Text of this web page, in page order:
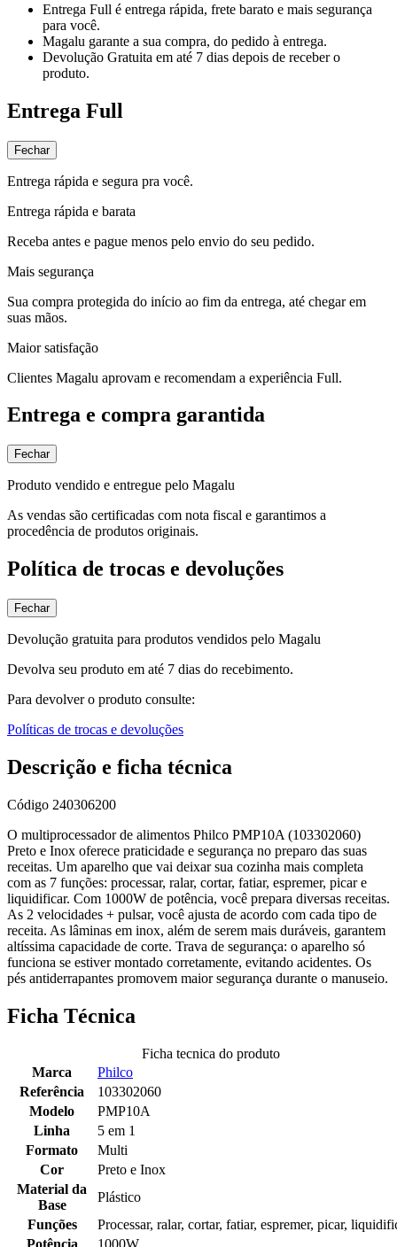
Entrega Full é entrega rápida, frete barato e mais segurança
para você.
Magalu garante a sua compra, do pedido à entrega.
Devolução Gratuita em até 7 dias depois de receber o
produto.
Entrega Full
Fechar
Entrega rápida e segura pra você.
Entrega rápida e barata
Receba antes e pague menos pelo envio do seu pedido.
Mais segurança
Sua compra protegida do início ao fim da entrega, até chegar em
suas mãos.
Maior satisfação
Clientes Magalu aprovam e recomendam a experiência Full.
Entrega e compra garantida
Fechar
Produto vendido e entregue pelo Magalu
As vendas são certificadas com nota fiscal e garantimos a
procedência de produtos originais.
Política de trocas e devoluções
Fechar
Devolução gratuita para produtos vendidos pelo Magalu
Devolva seu produto em até 7 dias do recebimento.
Para devolver o produto consulte:
Políticas de trocas e devoluções
Descrição e ficha técnica
Código 240306200
O multiprocessador de alimentos Philco PMP10A (103302060)
Preto e Inox oferece praticidade e segurança no preparo das suas
receitas. Um aparelho que vai deixar sua cozinha mais completa
com as 7 funções: processar, ralar, cortar, fatiar, espremer, picar e
liquidificar. Com 1000W de potência, você prepara diversas receitas.
As 2 velocidades + pulsar, você ajusta de acordo com cada tipo de
receita. As lâminas em inox, além de serem mais duráveis, garantem
altíssima capacidade de corte. Trava de segurança: o aparelho só
funciona se estiver montado corretamente, evitando acidentes. Os
pés antiderrapantes promovem maior segurança durante o manuseio.
Ficha Técnica
Ficha tecnica do produto
Marca
Philco
Referência
103302060
Modelo
PMP10A
Linha
5 em 1
Formato
Multi
Cor
Preto e Inox
Material da
Base
Plástico
Funções
Processar, ralar, cortar, fatiar, espremer, picar,
Potência
1000W